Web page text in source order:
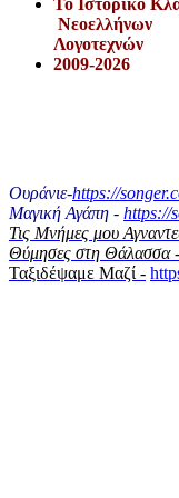
Το Iστορικό
Νεοελλήνων
Λογοτεχνών
2009-2026
Ουράνιε-https://
Μαγική Αγάπη - https://
Τις Μνήμες μου
Θύμησες στη Θάλασσα -
Ταξιδέψαμε Μαζί -